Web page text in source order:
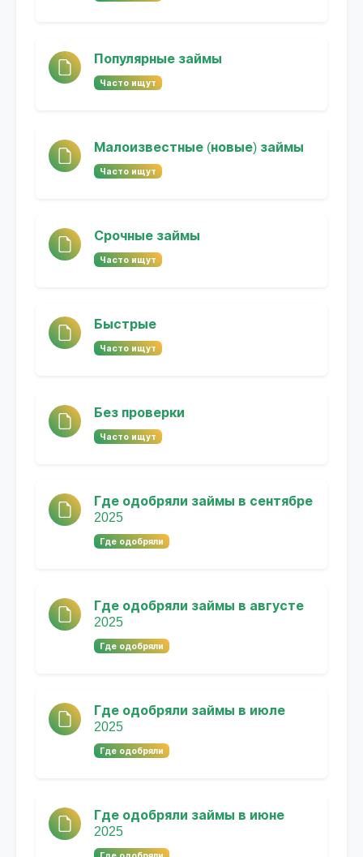
Популярные займы
Часто ищут
Малоизвестные (новые) займы
Часто ищут
Срочные займы
Часто ищут
Быстрые
Часто ищут
Без проверки
Часто ищут
Где одобряли займы в сентябре
2025
Где одобряли
Где одобряли займы в августе
2025
Где одобряли
Где одобряли займы в июле
2025
Где одобряли
Где одобряли займы в июне
2025